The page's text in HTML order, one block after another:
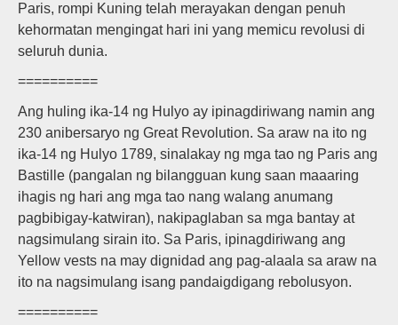
Paris, rompi Kuning telah merayakan dengan penuh
kehormatan mengingat hari ini yang memicu revolusi di
seluruh dunia.
==========
Ang huling ika-14 ng Hulyo ay ipinagdiriwang namin ang
230 anibersaryo ng Great Revolution. Sa araw na ito ng
ika-14 ng Hulyo 1789, sinalakay ng mga tao ng Paris ang
Bastille (pangalan ng bilangguan kung saan maaaring
ihagis ng hari ang mga tao nang walang anumang
pagbibigay-katwiran), nakipaglaban sa mga bantay at
nagsimulang sirain ito. Sa Paris, ipinagdiriwang ang
Yellow vests na may dignidad ang pag-alaala sa araw na
ito na nagsimulang isang pandaigdigang rebolusyon.
==========